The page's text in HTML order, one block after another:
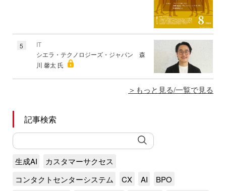
5
IT
シエラ・テクノロジーズ・ジャパン 森
川 馨太 氏
もっと見る/一覧で見る
記事検索
生成AI
カスタマーサクセス
コンタクトセンターシステム
CX AI
BPO